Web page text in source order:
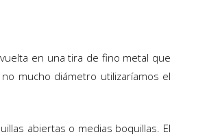
en una tira de fino metal que
mucho diámetro utilizaríamos el
abiertas o medias boquillas. El